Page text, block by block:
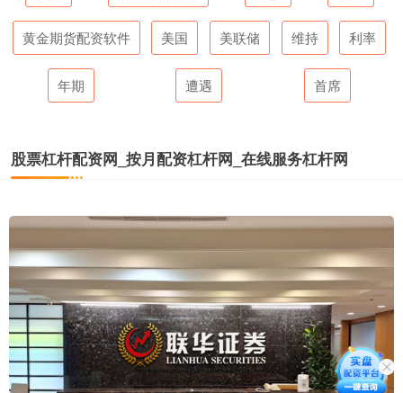
黄金期货配资软件 美国 美联储 维持 利率
年期 遭遇 首席
股票杠杆配资网_按月配资杠杆网_在线服务杠杆网